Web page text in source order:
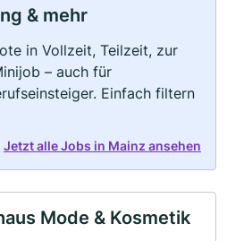
& mehr
in Vollzeit, Teilzeit, zur
– auch für
Einfach filtern
Jetzt alle Jobs in Mainz ansehen
Mode & Kosmetik